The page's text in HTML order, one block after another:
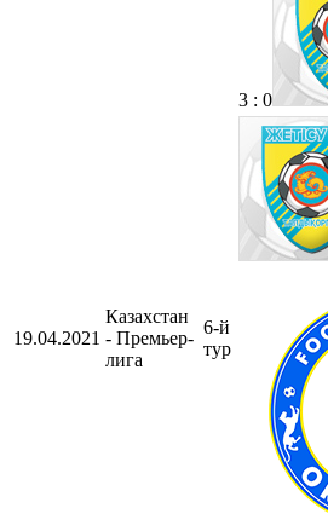
3 : 0
19.04.2021
Казахстан
- Премьер-
лига
6-й
тур